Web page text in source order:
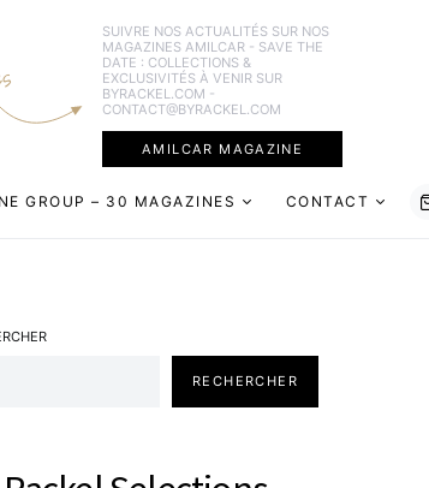
SUIVRE NOS ACTUALITÉS SUR NOS
MAGAZINES AMILCAR - SAVE THE
DATE : COLLECTIONS &
EXCLUSIVITÉS À VENIR SUR
BYRACKEL.COM -
CONTACT@BYRACKEL.COM
AMILCAR MAGAZINE
GROUP – 30 MAGAZINES CONTACT
RECHERCHER